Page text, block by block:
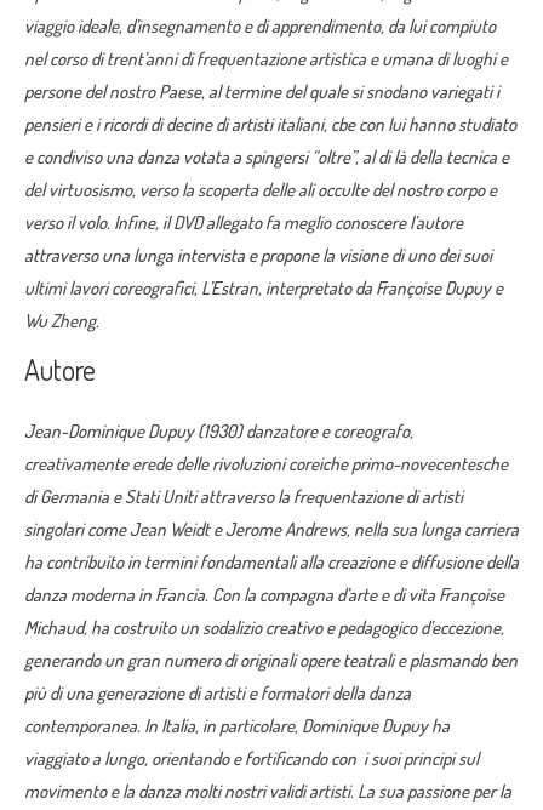
viaggio ideale, d’insegnamento e di apprendimento, da lui compiuto
nel corso di trent’anni di frequentazione artistica e umana di luoghi e
persone del nostro Paese, al termine del quale si snodano variegati i
pensieri e i ricordi di decine di artisti italiani, cbe con lui hanno studiato
e condiviso una danza votata a spingersi “oltre”, al di là della tecnica e
del virtuosismo, verso la scoperta delle ali occulte del nostro corpo e
verso il volo. Infine, il DVD allegato fa meglio conoscere l’autore
attraverso una lunga intervista e propone la visione di uno dei suoi
ultimi lavori coreografici, L’Estran, interpretato da Françoise Dupuy e
Wu Zheng.
Autore
Jean-Dominique Dupuy (1930) danzatore e coreografo,
creativamente erede delle rivoluzioni coreiche primo-novecentesche
di Germania e Stati Uniti attraverso la frequentazione di artisti
singolari come Jean Weidt e Jerome Andrews, nella sua lunga carriera
ha contribuito in termini fondamentali alla creazione e diffusione della
danza moderna in Francia. Con la compagna d’arte e di vita Françoise
Michaud, ha costruito un sodalizio creativo e pedagogico d’eccezione,
generando un gran numero di originali opere teatrali e plasmando ben
più di una generazione di artisti e formatori della danza
contemporanea. In Italia, in particolare, Dominique Dupuy ha
viaggiato a lungo, orientando e fortificando con i suoi principi sul
movimento e la danza molti nostri validi artisti. La sua passione per la